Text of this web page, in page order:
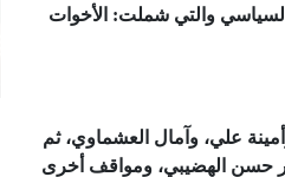
والتي شملت: الأخوات
علي، وآمال العشماوي، ثم
حسن الهضيبي، ومواقف أخرى